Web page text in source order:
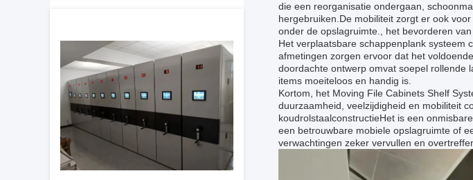
die een reorganisatie ondergaan,
hergebruiken.De mobiliteit zorgt er ook
onder de opslagruimte., het bevorderen
Het verplaatsbare schappenplank systeem
afmetingen zorgen ervoor dat het
doordachte ontwerp omvat soepel rollende
items moeiteloos en handig is.
Kortom, het Moving File Cabinets Shelf
duurzaamheid, veelzijdigheid en mobiliteit
koudrolstaalconstructieHet is een
een betrouwbare mobiele opslagruimte of
verwachtingen zeker vervullen en